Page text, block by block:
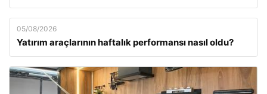
05/08/2026
Yatırım araçlarının haftalık performansı nasıl oldu?